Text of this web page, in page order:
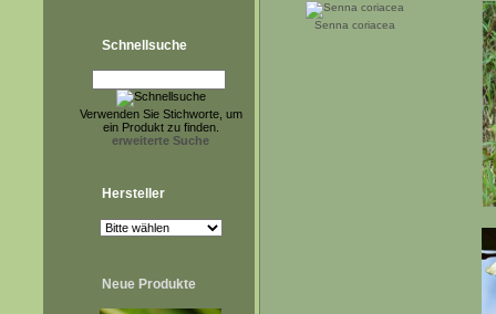
Schnellsuche
Verwenden Sie Stichworte, um
ein Produkt zu finden.
erweiterte Suche
Hersteller
Neue Produkte
Senna coriacea